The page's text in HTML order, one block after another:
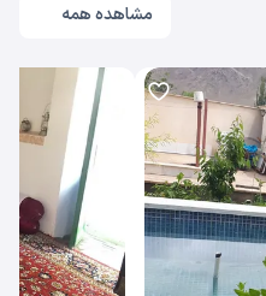
مشاهده همه